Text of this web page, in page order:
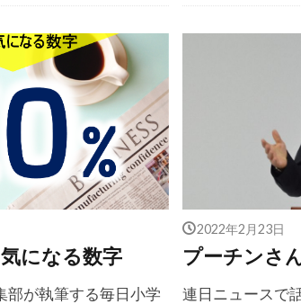
になる数字
部が執筆する毎日小学
2022年2月23日
プーチンさ
連日ニュースで